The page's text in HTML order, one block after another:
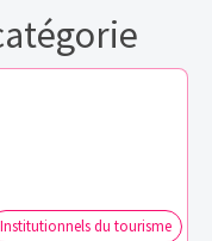
Institutionnels du tourisme